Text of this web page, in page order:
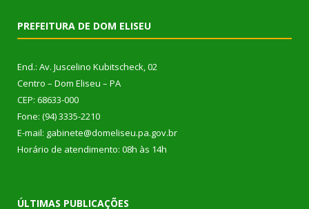
PREFEITURA DE DOM ELISEU
End.: Av. Juscelino Kubitscheck, 02
Centro – Dom Eliseu – PA
CEP: 68633-000
Fone: (94) 3335-2210
E-mail: gabinete@domeliseu.pa.gov.br
Horário de atendimento: 08h às 14h
ÚLTIMAS PUBLICAÇÕES